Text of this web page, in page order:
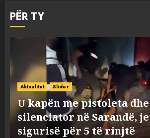
PËR TY
Aktualitet Slider
Objekte misterioze
shpejtësi mbi lagje të
Pentagoni publikon
mbi UFO-t
4
silenciator në
masa e
5
Objekte
me shpejtësi
banuara,
dosje të reja
AUGUST 8, 2026